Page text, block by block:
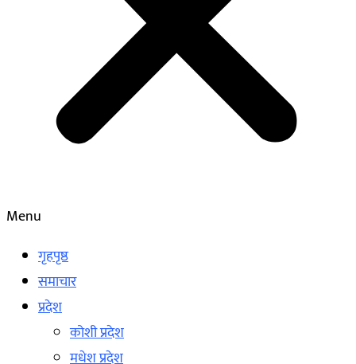
Menu
गृहपृष्ठ
समाचार
प्रदेश
कोशी प्रदेश
मधेश प्रदेश